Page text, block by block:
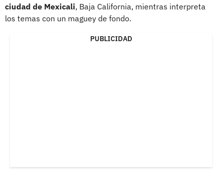
ciudad de Mexicali, Baja California, mientras interpreta
los temas con un maguey de fondo.
PUBLICIDAD